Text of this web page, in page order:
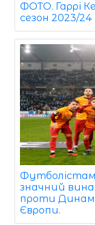
ФОТО. Гаррі
сезон 2023/24
Футболістам
значний
проти
Європи.